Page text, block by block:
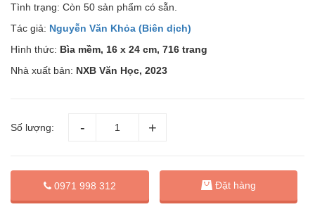
Tình trạng: Còn 50 sản phẩm có sẵn.
Tác giả: Nguyễn Văn Khỏa (Biên dịch)
Hình thức: Bìa mềm, 16 x 24 cm, 716 trang
Nhà xuất bản: NXB Văn Học, 2023
Số lượng:
0971 998 312 Đặt hàng